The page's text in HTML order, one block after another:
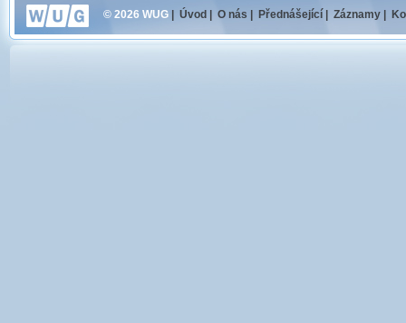
© 2026 WUG Úvod O nás Přednášející Záznamy